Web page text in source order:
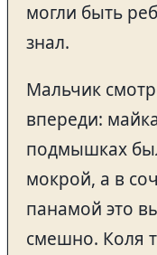
могли быть
знал.
Мальчик
впереди:
подмышках
мокрой, а в
панамой это
смешно. Коля